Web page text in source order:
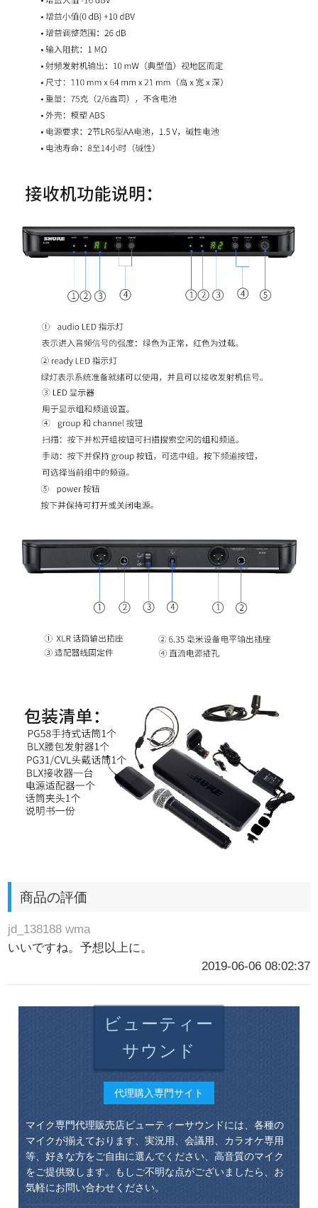
商品の評価
jd_138188 wma
いいですね。予想以上に。
2019-06-06 08:02:37
ビューティー
サウンド
代理購入専門サイト
マイク専門代理販売店ビューティーサウンドには、各種の
マイクが揃えております、実況用、会議用、カラオケ専用
等、好きな方をご自由に選んでください、高音質のマイク
をご提供致します。もしご不明な点がございましたら、お
気軽にお問い合わせください。